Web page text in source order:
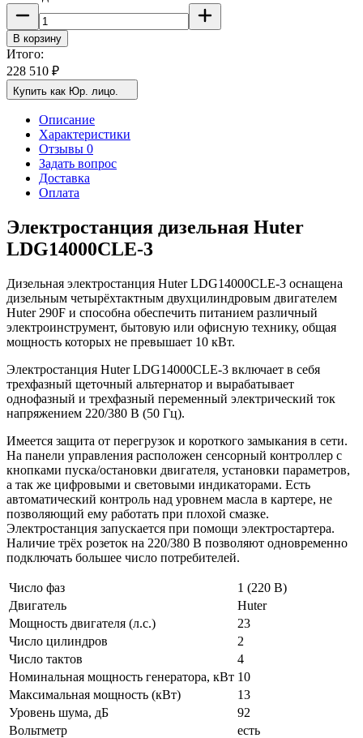
В корзину
Итого:
228 510 ₽
Купить как Юр. лицо.
Описание
Характеристики
Отзывы 0
Задать вопрос
Доставка
Оплата
Электростанция дизельная Huter
LDG14000CLE-3
Дизельная электростанция Huter LDG14000CLE-3 оснащена
дизельным четырёхтактным двухцилиндровым двигателем
Huter 290F и способна обеспечить питанием различный
электроинструмент, бытовую или офисную технику, общая
мощность которых не превышает 10 кВт.
Электростанция Huter LDG14000CLE-3 включает в себя
трехфазный щеточный альтернатор и вырабатывает
однофазный и трехфазный переменный электрический ток
напряжением 220/380 В (50 Гц).
Имеется защита от перегрузок и короткого замыкания в сети.
На панели управления расположен сенсорный контроллер с
кнопками пуска/остановки двигателя, установки параметров,
а так же цифровыми и световыми индикаторами. Есть
автоматический контроль над уровнем масла в картере, не
позволяющий ему работать при плохой смазке.
Электростанция запускается при помощи электростартера.
Наличие трёх розеток на 220/380 В позволяют одновременно
подключать большее число потребителей.
Число фаз
1 (220 В)
Двигатель
Huter
Мощность двигателя (л.с.)
23
Число цилиндров
2
Число тактов
4
Номинальная мощность генератора, кВт 10
Максимальная мощность (кВт)
13
Уровень шума, дБ
92
Вольтметр
есть